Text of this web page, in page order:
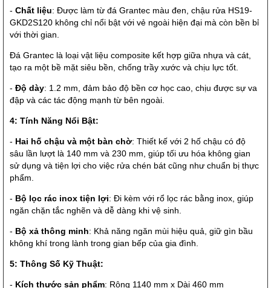
- Chất liệu: Được làm từ đá Grantec màu đen, chậu rửa HS19-
GKD2S120 không chỉ nổi bật với vẻ ngoài hiện đại mà còn bền bỉ
với thời gian.
Đá Grantec là loại vật liệu composite kết hợp giữa nhựa và cát,
tạo ra một bề mặt siêu bền, chống trầy xước và chịu lực tốt.
- Độ dày: 1.2 mm, đảm bảo độ bền cơ học cao, chịu được sự va
đập và các tác động mạnh từ bên ngoài.
4: Tính Năng Nổi Bật:
- Hai hố chậu và một bàn chờ: Thiết kế với 2 hố chậu có độ
sâu lần lượt là 140 mm và 230 mm, giúp tối ưu hóa không gian
sử dụng và tiện lợi cho việc rửa chén bát cũng như chuẩn bị thực
phẩm.
- Bộ lọc rác inox tiện lợi: Đi kèm với rổ lọc rác bằng inox, giúp
ngăn chặn tắc nghẽn và dễ dàng khi vệ sinh.
- Bộ xả thông minh: Khả năng ngăn mùi hiệu quả, giữ gìn bầu
không khí trong lành trong gian bếp của gia đình.
5: Thông Số Kỹ Thuật:
- Kích thước sản phẩm: Rộng 1140 mm x Dài 460 mm